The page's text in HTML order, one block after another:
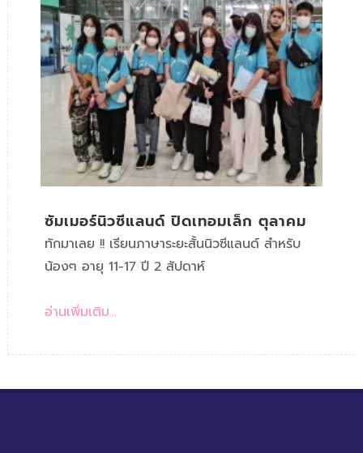
ซัมเมอร์นิวซีแลนด์ ปิดเทอมเล็ก ตุลาคม
ทักมาเลย !! เรียนภาษาระยะสั้นนิวซีแลนด์ สำหรับ
น้องๆ อายุ 11-17 ปี 2 สัปดาห์
อ่านเพิ่มเติม...